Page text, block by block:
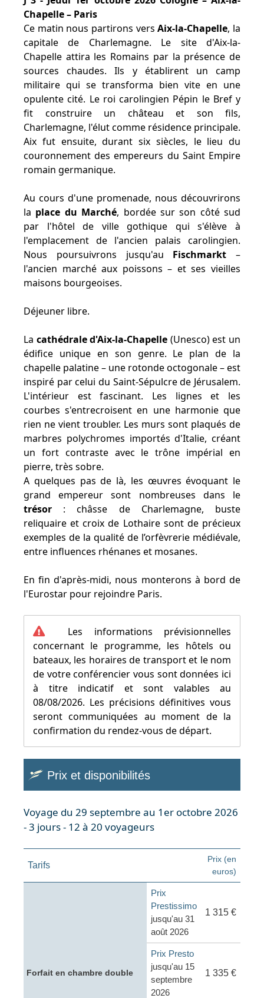
Chapelle – Paris
Ce matin nous partirons versAix-la-Chapelle, la
capitale de Charlemagne. Le site d'Aix-la-
Chapelle attira les Romains par la présence de
sources chaudes. Ils y établirent un camp
militaire qui se transforma bien vite en une
opulente cité. Le roi carolingien Pépin le Bref y
fit construire un château et son fils,
Charlemagne, l'élut comme résidence principale.
Aix fut ensuite, durant six siècles, le lieu du
couronnement des empereurs du Saint Empire
romain germanique.
Au cours d'une promenade, nous découvrirons
la place du Marché, bordée sur son côté sud
par l'hôtel de ville gothique qui s'élève à
l'emplacement de l'ancien palais carolingien.
Nous poursuivrons jusqu'au Fischmarkt –
l'ancien marché aux poissons – et ses vieilles
maisons bourgeoises.
Déjeuner libre.
La cathédrale d'Aix-la-Chapelle (Unesco) est un
édifice unique en son genre. Le plan de la
chapelle palatine – une rotonde octogonale – est
inspiré par celui du Saint-Sépulcre de Jérusalem.
L'intérieur est fascinant. Les lignes et les
courbes s'entrecroisent en une harmonie que
rien ne vient troubler. Les murs sont plaqués de
marbres polychromes importés d'Italie, créant
un fort contraste avec le trône impérial en
pierre, très sobre.
A quelques pas de là, les œuvres évoquant le
grand empereur sont nombreuses dans le
trésor : châsse de Charlemagne, buste
reliquaire et croix de Lothaire sont de précieux
exemples de la qualité de l’orfèvrerie médiévale,
entre influences rhénanes et mosanes.
En fin d'après-midi, nous monterons à bord de
l'Eurostar pour rejoindre Paris.
Les informations prévisionnelles
concernant le programme, les hôtels ou
bateaux, les horaires de transport et le nom
de votre conférencier vous sont données ici
à titre indicatif et sont valables au
08/08/2026. Les précisions définitives vous
seront communiquées au moment de la
confirmation du rendez-vous de départ.
Prix et disponibilités
Voyage du 29 septembre au 1er octobre 2026
- 3 jours - 12 à 20 voyageurs
Tarifs
Prix (en
euros)
Forfait en chambre double
Prix
Prestissimo
jusqu'au 31
août 2026
1 315 €
Prix Presto
jusqu'au 15
septembre
2026
1 335 €